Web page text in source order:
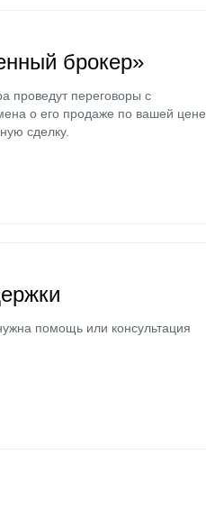
брокер»
проведут переговоры с
о его продаже по вашей цене
сделку.
помощь или консультация